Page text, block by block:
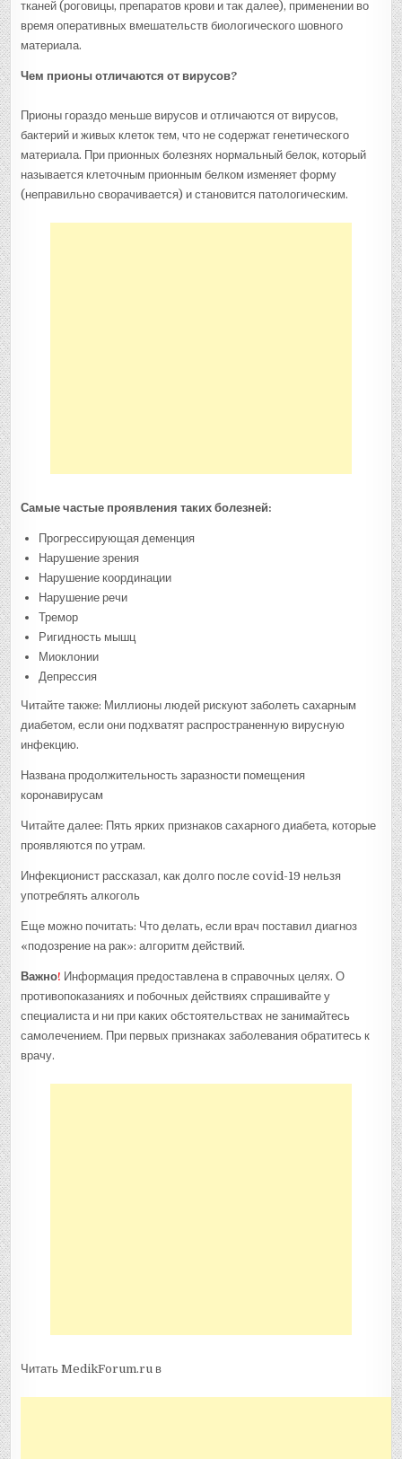
тканей (роговицы, препаратов крови и так далее), применении во
время оперативных вмешательств биологического шовного
материала.
Чем прионы отличаются от вирусов?
Прионы гораздо меньше вирусов и отличаются от вирусов,
бактерий и живых клеток тем, что не содержат генетического
материала. При прионных болезнях нормальный белок, который
называется клеточным прионным белком изменяет форму
(неправильно сворачивается) и становится патологическим.
Самые частые проявления таких болезней:
Прогрессирующая деменция
Нарушение зрения
Нарушение координации
Нарушение речи
Тремор
Ригидность мышц
Миоклонии
Депрессия
Читайте также: Миллионы людей рискуют заболеть сахарным
диабетом, если они подхватят распространенную вирусную
инфекцию.
Названа продолжительность заразности помещения
коронавирусам
Читайте далее: Пять ярких признаков сахарного диабета, которые
проявляются по утрам.
Инфекционист рассказал, как долго после covid-19 нельзя
употреблять алкоголь
Еще можно почитать: Что делать, если врач поставил диагноз
«подозрение на рак»: алгоритм действий.
Важно! Информация предоставлена в справочных целях. О
противопоказаниях и побочных действиях спрашивайте у
специалиста и ни при каких обстоятельствах не занимайтесь
самолечением. При первых признаках заболевания обратитесь к
врачу.
Читать MedikForum.ru в